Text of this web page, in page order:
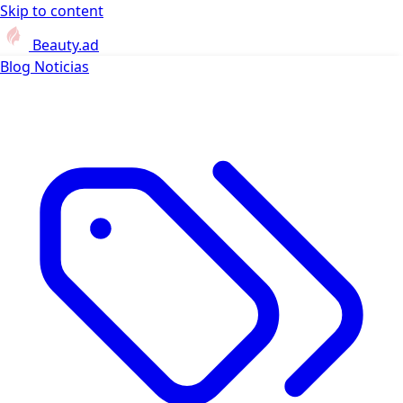
Skip to content
Beauty.ad
Blog Noticias